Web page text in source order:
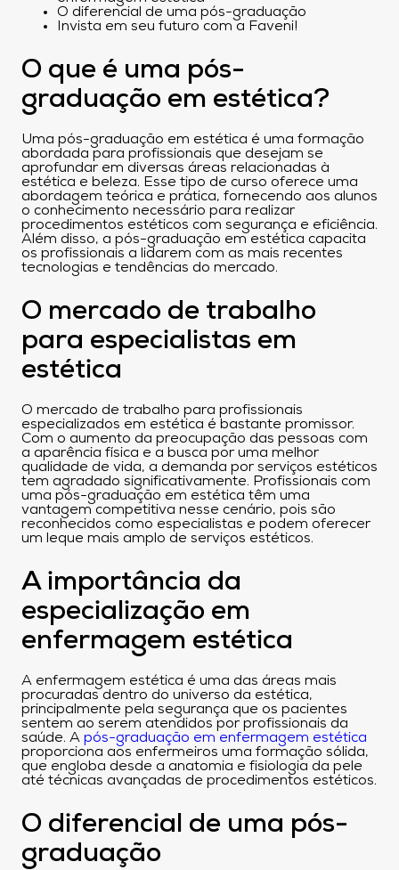
O diferencial de uma pós-graduação
Invista em seu futuro com a Faveni!
O que é uma pós-
graduação em estética?
Uma pós-graduação em estética é uma formação
abordada para profissionais que desejam se
aprofundar em diversas áreas relacionadas à
estética e beleza. Esse tipo de curso oferece uma
abordagem teórica e prática, fornecendo aos alunos
o conhecimento necessário para realizar
procedimentos estéticos com segurança e eficiência.
Além disso, a pós-graduação em estética capacita
os profissionais a lidarem com as mais recentes
tecnologias e tendências do mercado.
O mercado de trabalho
para especialistas em
estética
O mercado de trabalho para profissionais
especializados em estética é bastante promissor.
Com o aumento da preocupação das pessoas com
a aparência física e a busca por uma melhor
qualidade de vida, a demanda por serviços estéticos
tem agradado significativamente. Profissionais com
uma pós-graduação em estética têm uma
vantagem competitiva nesse cenário, pois são
reconhecidos como especialistas e podem oferecer
um leque mais amplo de serviços estéticos.
A importância da
especialização em
enfermagem estética
A enfermagem estética é uma das áreas mais
procuradas dentro do universo da estética,
principalmente pela segurança que os pacientes
sentem ao serem atendidos por profissionais da
saúde. A pós-graduação em enfermagem estética
proporciona aos enfermeiros uma formação sólida,
que engloba desde a anatomia e fisiologia da pele
até técnicas avançadas de procedimentos estéticos.
O diferencial de uma pós-
graduação